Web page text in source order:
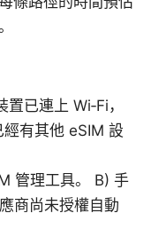
已連上 Wi‑Fi，
有其他 eSIM 設
管理工具。 B) 手
商尚未授權自動